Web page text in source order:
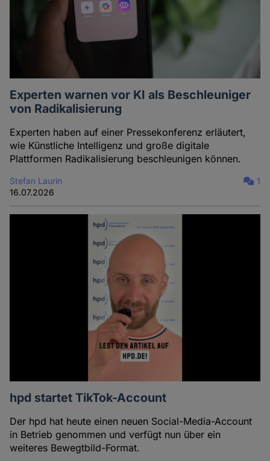
Experten warnen vor KI als Beschleuniger
von Radikalisierung
Experten haben auf einer Pressekonferenz erläutert,
wie Künstliche Intelligenz und große digitale
Plattformen Radikalisierung beschleunigen können.
Stefan Laurin
16.07.2026
1
hpd startet TikTok-Account
Der hpd hat heute einen neuen Social-Media-Account
in Betrieb genommen und verfügt nun über ein
weiteres Bewegtbild-Format.